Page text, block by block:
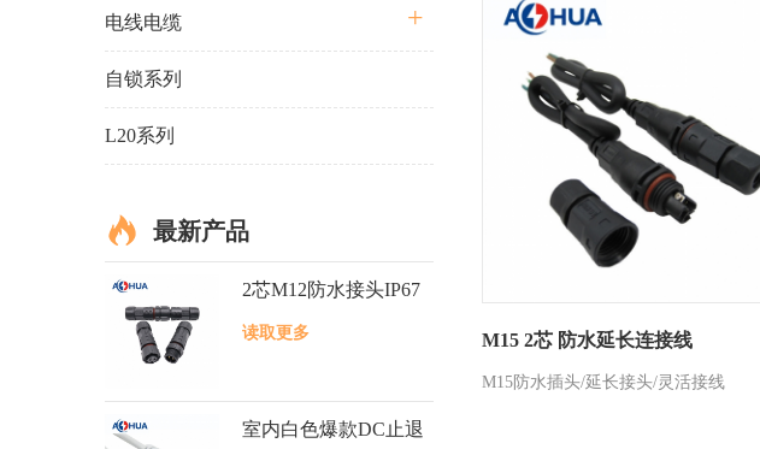
M15 2芯 防水延长连接线
M15防水插头/延长接头/灵活接线
电线电缆
自锁系列
L20系列
最新产品
2芯M12防水接头IP67
读取更多
室内白色爆款DC止退